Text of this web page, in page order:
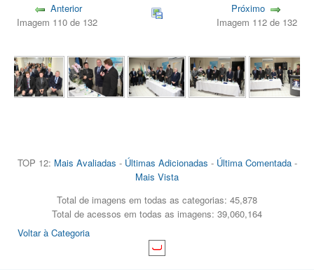
Anterior
Imagem 110 de 132
Próximo
Imagem 112 de 132
TOP 12: Mais Avaliadas - Últimas Adicionadas - Última Comentada-
Mais Vista
Total de imagens em todas as categorias: 45,878
Total de acessos em todas as imagens: 39,060,164
Voltar à Categoria